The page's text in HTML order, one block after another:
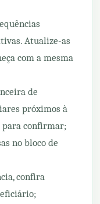
Atualize-as
com a mesma
de
próximos à
para confirmar;
no bloco de
confira